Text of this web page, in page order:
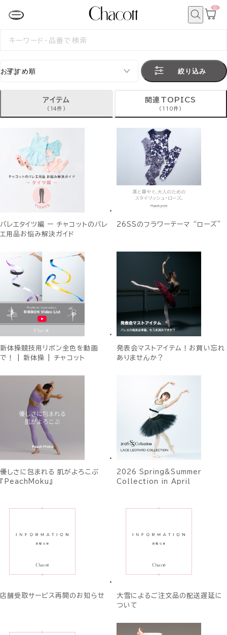
カ
0
検
絞り込み
アイテム
(14件)
関連TOPICS
(110件)
バレエタイツ編 ー チャコットのバレ
エ用品お悩み解決ガイド
26SSのフラワーテーマ “ローズ”
新体操競技用リボン全色を動画
で！ | 新体操 | チャコット
発表会マストアイテム！お買い忘れ
ありませんか？
優しさに包まれる 肌がよろこぶ
『PeachMoku』
2026 Spring&Summer
Collection in April
店舗受取サービス再開のお知らせ
大雪によるご注文品の配送遅延に
ついて